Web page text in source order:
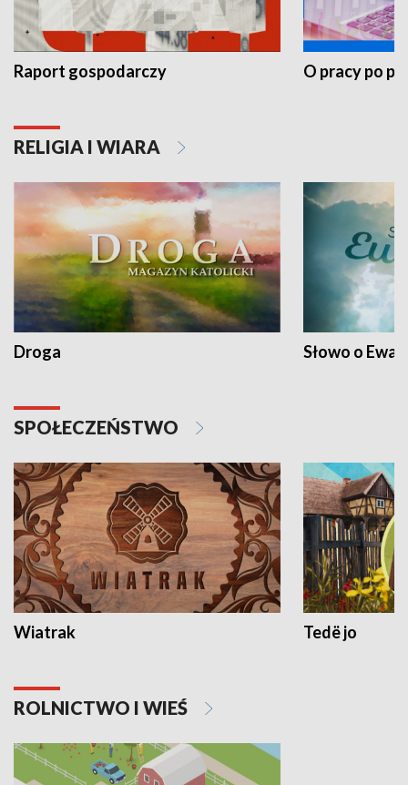
Raport gospodarczy O pracy po
RELIGIA I WIARA
Droga Słowo o
SPOŁECZEŃSTWO
Wiatrak Tedë jo
ROLNICTWO I WIEŚ